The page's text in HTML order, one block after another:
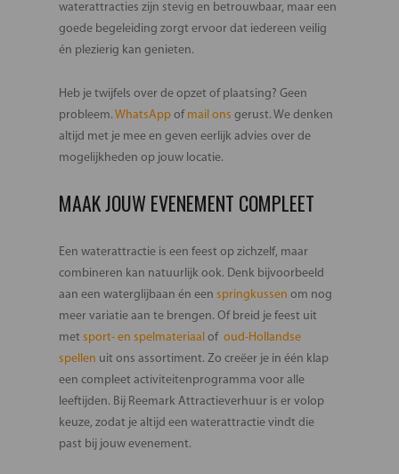
waterattracties zijn stevig en betrouwbaar, maar een
goede begeleiding zorgt ervoor dat iedereen veilig
én plezierig kan genieten.
Heb je twijfels over de opzet of plaatsing? Geen
probleem.WhatsApp of mail ons gerust. We denken
altijd met je mee en geven eerlijk advies over de
mogelijkheden op jouw locatie.
MAAK JOUW EVENEMENT COMPLEET
Een waterattractie is een feest op zichzelf, maar
combineren kan natuurlijk ook. Denk bijvoorbeeld
aan een waterglijbaan én eenspringkussen om nog
meer variatie aan te brengen. Of breid je feest uit
metsport- en spelmateriaal of oud-Hollandse
spellen uit ons assortiment. Zo creëer je in één klap
een compleet activiteitenprogramma voor alle
leeftijden. Bij Reemark Attractieverhuur is er volop
keuze, zodat je altijd een waterattractie vindt die
past bij jouw evenement.